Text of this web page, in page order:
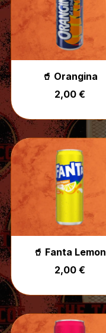
🥤 Orangina
2,00 €
🥤 Fanta Lemon
2,00 €